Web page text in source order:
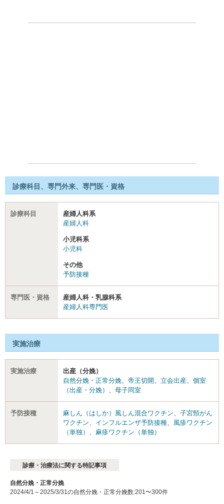
診療科目、専門外来、専門医・資格
診療科目
産婦人科系
産婦人科
小児科系
小児科
その他
予防接種
専門医・資格
産婦人科・乳腺科系
産婦人科専門医
実施治療
実施治療
出産（分娩）
自然分娩・正常分娩、 帝王切開 、 立会出産、 個室
（出産・分娩） 、 母子同室
予防接種 麻しん（はしか）風しん混合ワクチン、 子宮頸がん
ワクチン、 インフルエンザ予防接種、 風疹ワクチン
（単独） 、 麻疹ワクチン（単独）
診療・治療法に関する特記事項
自然分娩・正常分娩
2024/4/1～2025/3/31の自然分娩・正常分娩数:201〜300件